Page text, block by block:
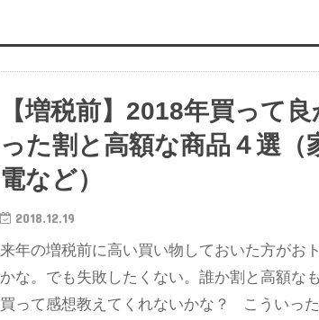
【増税前】2018年買って良
った割と高額な商品４選（
電など）
2018.12.19
来年の増税前に高い買い物しておいた方がお
かな。でも失敗したくない。誰か割と高額な
買って感想教えてくれないかな？ こういっ